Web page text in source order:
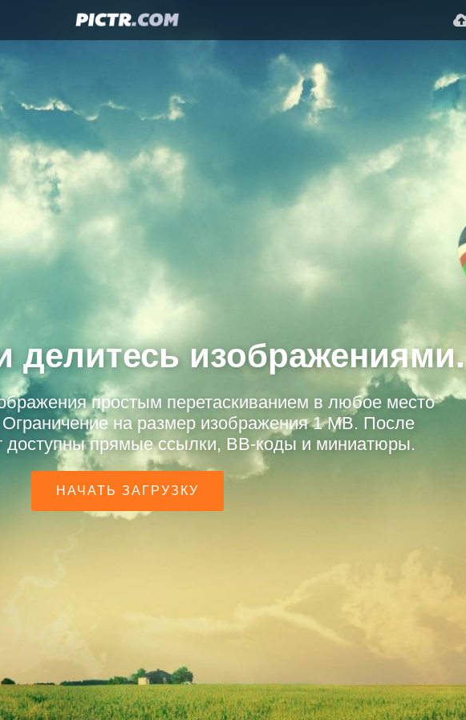
делитесь изображениями.
простым перетаскиванием в любое место
на размер изображения 1 MB. После
доступны прямые ссылки, BB-коды и миниатюры.
НАЧАТЬ ЗАГРУЗКУ